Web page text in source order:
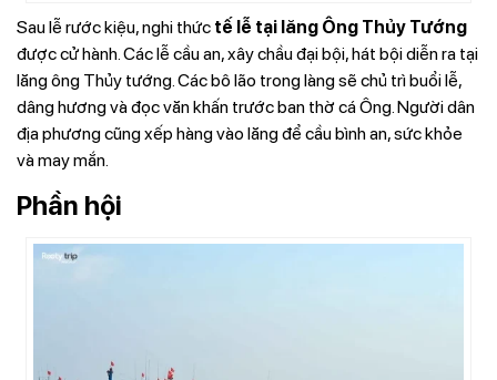
Sau lễ rước kiệu, nghi thức tế lễ tại lăng Ông Thủy Tướng
được cử hành. Các lễ cầu an, xây chầu đại bội, hát bội diễn ra tại
lăng ông Thủy tướng. Các bô lão trong làng sẽ chủ trì buổi lễ,
dâng hương và đọc văn khấn trước ban thờ cá Ông. Người dân
địa phương cũng xếp hàng vào lăng để cầu bình an, sức khỏe
và may mắn.
Phần hội